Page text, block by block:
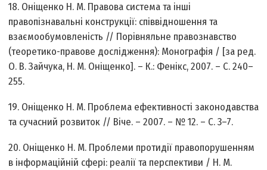
18. Оніщенко Н. М. Правова система та інші
правопізнавальні конструкції: співвідношення та
взаємообумовленість // Порівняльне правознавство
(теоретико-правове дослідження): Монографія / [за ред.
О. В. Зайчука, Н. М. Оніщенко]. – К.: Фенікс, 2007. – С. 240–
255.
19. Оніщенко Н. М. Проблема ефективності законодавства
та сучасний розвиток // Віче. – 2007. – № 12. – С. 3–7.
20. Оніщенко Н. М. Проблеми протидії правопорушенням
в інформаційній сфері: реалії та перспективи / Н. М.